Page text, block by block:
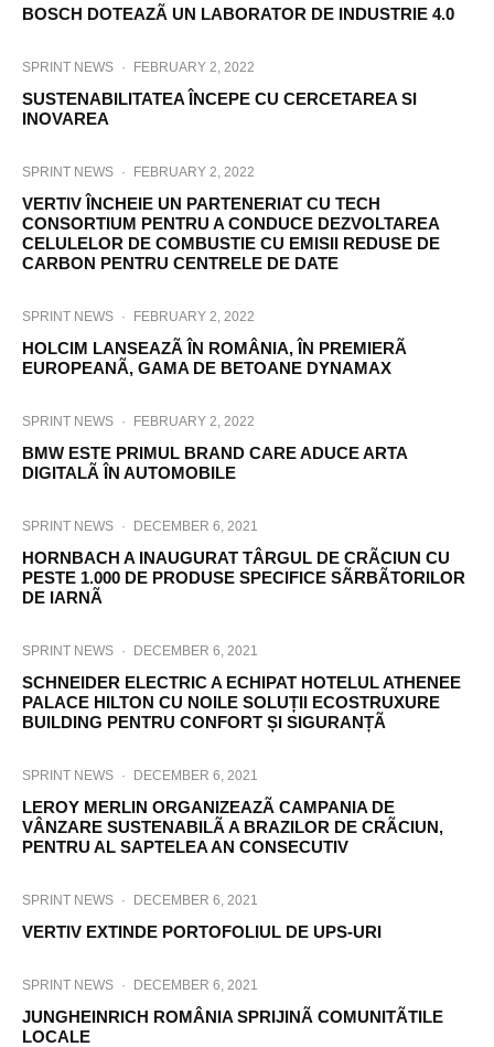
BOSCH DOTEAZÃ UN LABORATOR DE INDUSTRIE 4.0
SPRINT NEWS · FEBRUARY 2, 2022
SUSTENABILITATEA ÎNCEPE CU CERCETAREA SI
INOVAREA
SPRINT NEWS · FEBRUARY 2, 2022
VERTIV ÎNCHEIE UN PARTENERIAT CU TECH
CONSORTIUM PENTRU A CONDUCE DEZVOLTAREA
CELULELOR DE COMBUSTIE CU EMISII REDUSE DE
CARBON PENTRU CENTRELE DE DATE
SPRINT NEWS · FEBRUARY 2, 2022
HOLCIM LANSEAZÃ ÎN ROMÂNIA, ÎN PREMIERÃ
EUROPEANÃ, GAMA DE BETOANE DYNAMAX
SPRINT NEWS · FEBRUARY 2, 2022
BMW ESTE PRIMUL BRAND CARE ADUCE ARTA
DIGITALÃ ÎN AUTOMOBILE
SPRINT NEWS · DECEMBER 6, 2021
HORNBACH A INAUGURAT TÂRGUL DE CRÃCIUN CU
PESTE 1.000 DE PRODUSE SPECIFICE SÃRBÃTORILOR
DE IARNÃ
SPRINT NEWS · DECEMBER 6, 2021
SCHNEIDER ELECTRIC A ECHIPAT HOTELUL ATHENEE
PALACE HILTON CU NOILE SOLUȚII ECOSTRUXURE
BUILDING PENTRU CONFORT ȘI SIGURANȚÃ
SPRINT NEWS · DECEMBER 6, 2021
LEROY MERLIN ORGANIZEAZÃ CAMPANIA DE
VÂNZARE SUSTENABILÃ A BRAZILOR DE CRÃCIUN,
PENTRU AL SAPTELEA AN CONSECUTIV
SPRINT NEWS · DECEMBER 6, 2021
VERTIV EXTINDE PORTOFOLIUL DE UPS-URI
SPRINT NEWS · DECEMBER 6, 2021
JUNGHEINRICH ROMÂNIA SPRIJINÃ COMUNITÃTILE
LOCALE